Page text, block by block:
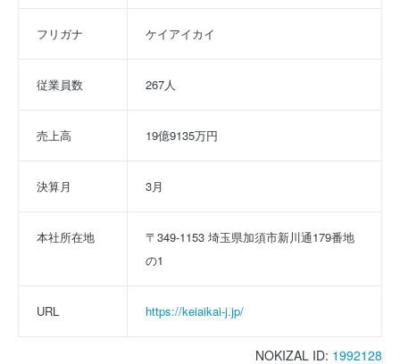
フリガナ ケイアイカイ
従業員数 267人
売上高 19億9135万円
決算月 3月
本社所在地
〒349-1153 埼玉県加須市新川通179番地
の1
URL https://keiaikai-j.jp/
NOKIZAL ID: 1992128